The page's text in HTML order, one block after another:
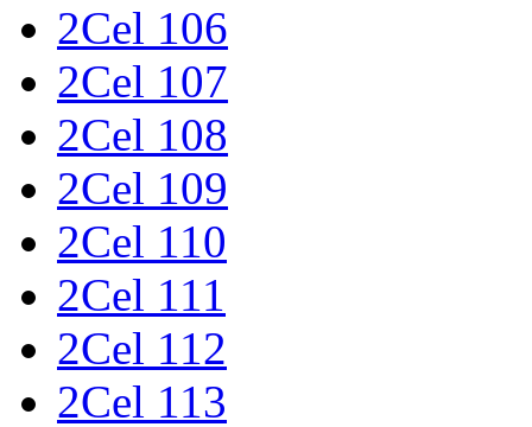
2Cel 106
2Cel 107
2Cel 108
2Cel 109
2Cel 110
2Cel 111
2Cel 112
2Cel 113